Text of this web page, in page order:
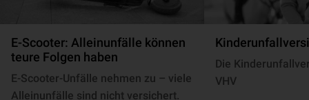
E-Scooter: Alleinunfälle können
teure Folgen haben
E-Scooter-Unfälle nehmen zu – viele
Alleinunfälle sind nicht versichert.
Die
VHV